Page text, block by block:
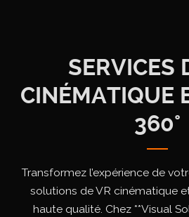
SERVICES
CINÉMATIQUE
360°
Transformez l’expérience de
solutions de VR cinématique
haute qualité. Chez **Visual